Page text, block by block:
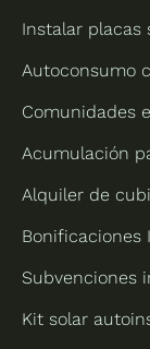
Instalar placas
Autoconsumo
Comunidades
Acumulación
Alquiler de
Bonificaciones
Subvenciones
Kit solar